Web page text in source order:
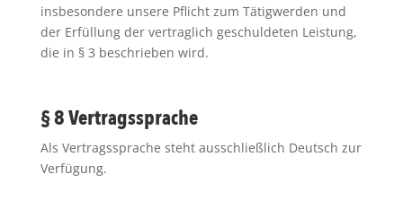
insbesondere unsere Pflicht zum Tätigwerden und
der Erfüllung der vertraglich geschuldeten Leistung,
die in § 3 beschrieben wird.
§ 8 Vertragssprache
Als Vertragssprache steht ausschließlich Deutsch zur
Verfügung.